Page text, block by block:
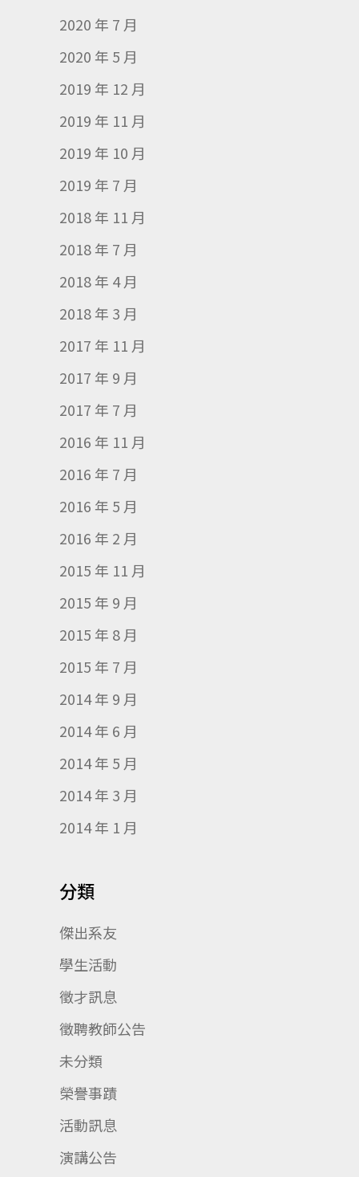
2020 年 7 月
2020 年 5 月
2019 年 12 月
2019 年 11 月
2019 年 10 月
2019 年 7 月
2018 年 11 月
2018 年 7 月
2018 年 4 月
2018 年 3 月
2017 年 11 月
2017 年 9 月
2017 年 7 月
2016 年 11 月
2016 年 7 月
2016 年 5 月
2016 年 2 月
2015 年 11 月
2015 年 9 月
2015 年 8 月
2015 年 7 月
2014 年 9 月
2014 年 6 月
2014 年 5 月
2014 年 3 月
2014 年 1 月
分類
傑出系友
學生活動
徵才訊息
徵聘教師公告
未分類
榮譽事蹟
活動訊息
演講公告